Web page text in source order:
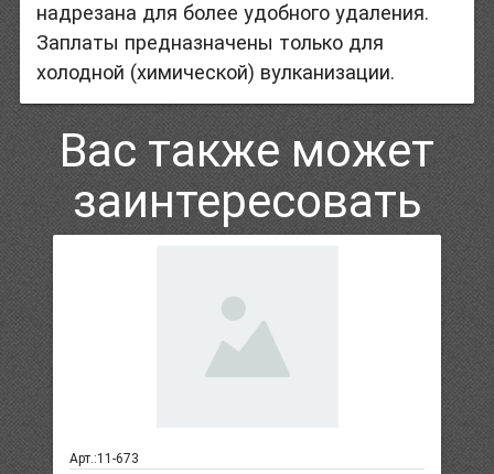
надрезана для более удобного удаления.
Заплаты предназначены только для
холодной (химической) вулканизации.
Вас также может
заинтересовать
Арт.:11-673